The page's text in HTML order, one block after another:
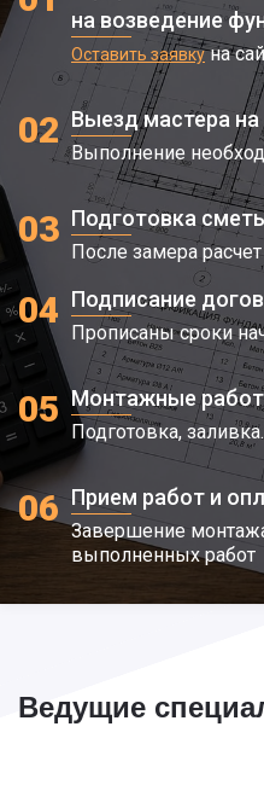
на возведение
Оставить заявкуна
02 Выезд мастера
Выполнение
03 Подготовка
После замера
04 Подписание
Прописаны сроки
05 Монтажные
Подготовка, заливка.
06 Прием работ и
Завершение
выполненных работ
Ведущие